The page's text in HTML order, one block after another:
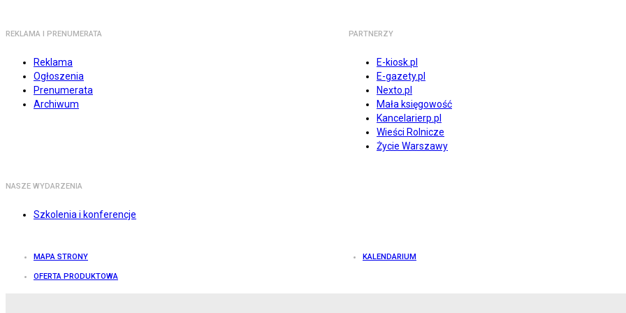
REKLAMA I PRENUMERATA
Reklama
Ogłoszenia
Prenumerata
Archiwum
PARTNERZY
E-kiosk.pl
E-gazety.pl
Nexto.pl
Mała księgowość
Kancelarierp.pl
Wieści Rolnicze
Życie Warszawy
NASZE WYDARZENIA
Szkolenia i konferencje
MAPA STRONY KALENDARIUM
OFERTA PRODUKTOWA